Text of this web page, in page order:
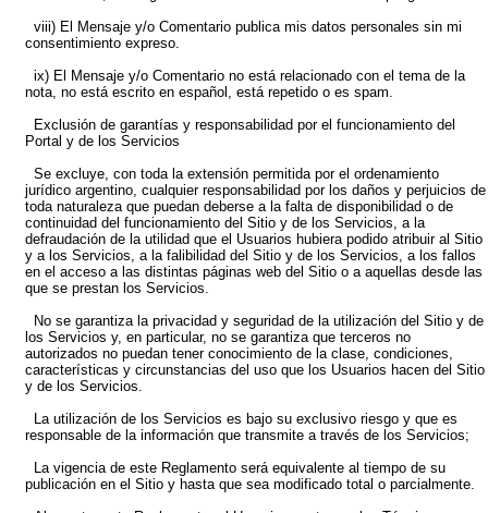
viii) El Mensaje y/o Comentario publica mis datos personales sin mi
consentimiento expreso.
ix) El Mensaje y/o Comentario no está relacionado con el tema de la
nota, no está escrito en español, está repetido o es spam.
Exclusión de garantías y responsabilidad por el funcionamiento del
Portal y de los Servicios
Se excluye, con toda la extensión permitida por el ordenamiento
jurídico argentino, cualquier responsabilidad por los daños y perjuicios de
toda naturaleza que puedan deberse a la falta de disponibilidad o de
continuidad del funcionamiento del Sitio y de los Servicios, a la
defraudación de la utilidad que el Usuarios hubiera podido atribuir al Sitio
y a los Servicios, a la falibilidad del Sitio y de los Servicios, a los fallos
en el acceso a las distintas páginas web del Sitio o a aquellas desde las
que se prestan los Servicios.
No se garantiza la privacidad y seguridad de la utilización del Sitio y de
los Servicios y, en particular, no se garantiza que terceros no
autorizados no puedan tener conocimiento de la clase, condiciones,
características y circunstancias del uso que los Usuarios hacen del Sitio
y de los Servicios.
La utilización de los Servicios es bajo su exclusivo riesgo y que es
responsable de la información que transmite a través de los Servicios;
La vigencia de este Reglamento será equivalente al tiempo de su
publicación en el Sitio y hasta que sea modificado total o parcialmente.